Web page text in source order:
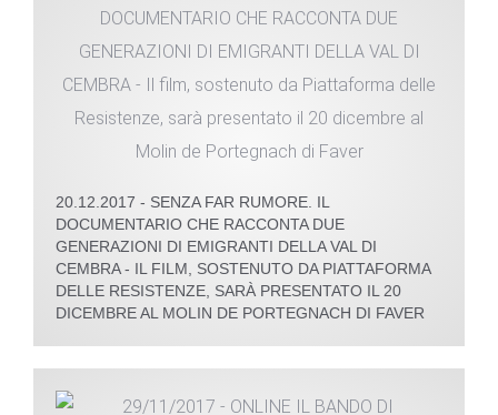
20.12.2017 - SENZA FAR RUMORE. IL
DOCUMENTARIO CHE RACCONTA DUE
GENERAZIONI DI EMIGRANTI DELLA VAL DI
CEMBRA - IL FILM, SOSTENUTO DA PIATTAFORMA
DELLE RESISTENZE, SARÀ PRESENTATO IL 20
DICEMBRE AL MOLIN DE PORTEGNACH DI FAVER